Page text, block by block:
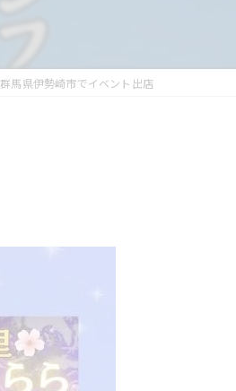
群馬県伊勢崎市でイベント出店